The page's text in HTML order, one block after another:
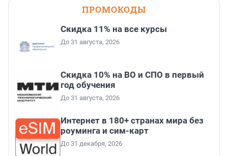
ПРОМОКОДЫ
Скидка 11% на все курсы
До 31 августа, 2026
Скидка 10% на ВО и СПО в первый
год обучения
До 31 августа, 2026
Интернет в 180+ странах мира без
роуминга и сим-карт
До 31 декабря, 2026